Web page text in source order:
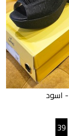
- اسود
39